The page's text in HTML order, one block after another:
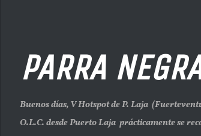
PARRA
Buenos días, V Hotspot de P. Laja
O.L.C. desde Puerto Laja prácticamente se